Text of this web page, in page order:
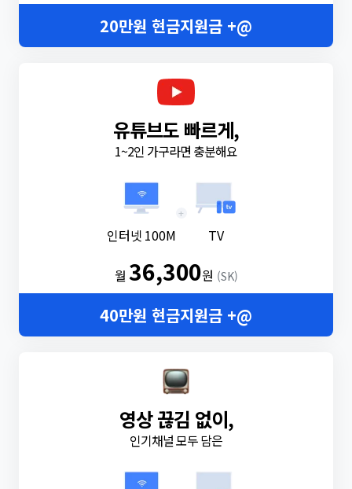
20만원 현금지원금 +@
유튜브도 빠르게,
1~2인 가구라면 충분해요
인터넷 100M
+
TV
월36,300원 (SK)
40만원 현금지원금 +@
영상 끊김 없이,
인기채널 모두 담은